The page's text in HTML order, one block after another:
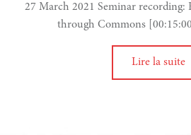
27 March 2021 Seminar recording:
through Commons
Lire la suite